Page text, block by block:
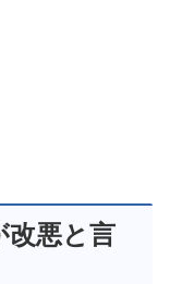
改悪と言